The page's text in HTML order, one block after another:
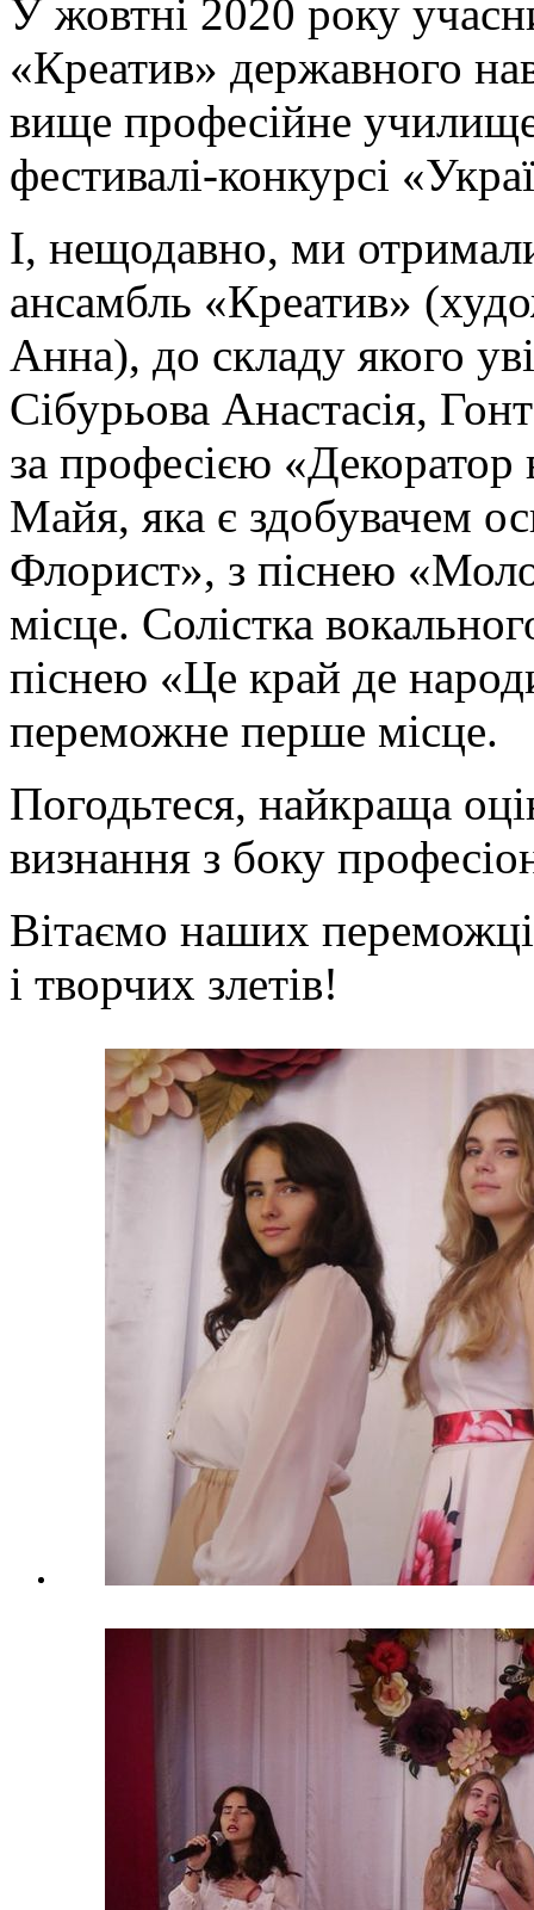
У жовтні 2020 року
«Креатив» державного
вище професійне
фестивалі-конкурсі
І, нещодавно, ми
ансамбль «Креатив»
Анна), до складу якого
Сібурьова Анастасія,
за професією
Майя, яка є здобувачем
Флорист», з піснею
місце. Солістка
піснею «Це край де
переможне перше місце.
Погодьтеся, найкраща
визнання з боку
Вітаємо наших
і творчих злетів!